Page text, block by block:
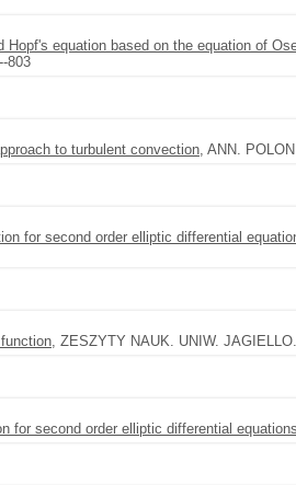
Hopf's equation based on the equation of
803
to turbulent convection, ANN.
for second order elliptic differential
, ZESZYTY NAUK. UNIW.
for second order elliptic differential